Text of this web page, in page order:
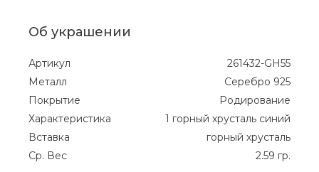
Об украшении
Артикул
261432-GH55
Металл
Серебро 925
Покрытие
Родирование
Характеристика
1 горный хрусталь синий
Вставка
горный хрусталь
Ср. Вес
2.59 гр.